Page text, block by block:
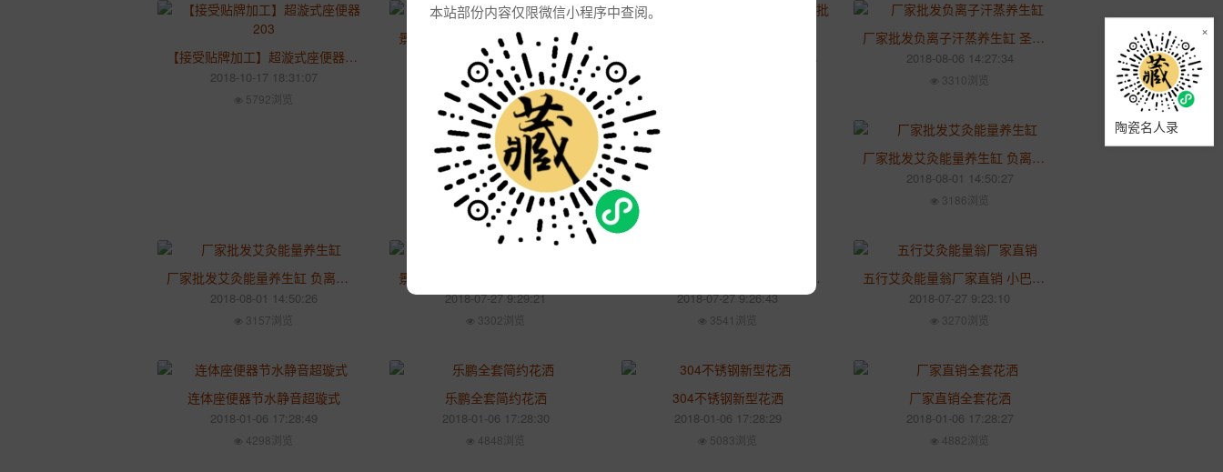
本站部份内容仅限微信小程序中查阅。
×
陶瓷名人录
【接受贴牌加工】超漩式座便器203
2018-10-17 18:31:07
5792浏览
景德镇陶瓷活瓷能量翁厂家直销 708岩宝石养生瓮批发
2018-08-07 15:02:04
3356浏览
景德镇708矿负离子养生瓮厂家批发 五行艾灸活瓷能量养生缸
厂家批发负离子汗蒸养生缸 圣菲spa活瓷能量养生翁
2018-08-06 14:27:34
3310浏览
厂家批发艾灸能量养生缸 负离子保健养生瓮 产后修复修身发汗缸
2018-08-01 14:50:27
3186浏览
厂家批发艾灸能量养生缸 负离子保健养生瓮 产后修复修身发汗缸
2018-08-01 14:50:26
3157浏览
2018-07-27 9:29:21
3302浏览
工厂批发艾灸养生缸 圣菲spa活瓷能量养生瓮
2018-07-27 9:26:43
3541浏览
五行艾灸能量翁厂家直销 小巴马活瓷能量养生缸
2018-07-27 9:23:10
3270浏览
连体座便器节水静音超璇式
2018-01-06 17:28:49
4298浏览
乐鹏全套简约花洒
2018-01-06 17:28:30
4848浏览
304不锈钢新型花洒
2018-01-06 17:28:29
5083浏览
厂家直销全套花洒
2018-01-06 17:28:27
4882浏览